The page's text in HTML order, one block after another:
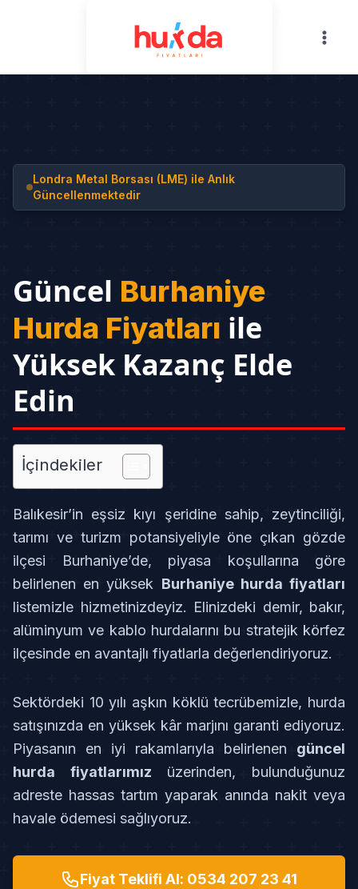
Londra Metal Borsası (LME) ile Anlık
Güncellenmektedir
Güncel Burhaniye
Hurda Fiyatları ile
Yüksek Kazanç Elde
Edin
İçindekiler
Balıkesir’in eşsiz kıyı şeridine sahip, zeytinciliği,
tarımı ve turizm potansiyeliyle öne çıkan gözde
ilçesi Burhaniye’de, piyasa koşullarına göre
belirlenen en yüksek Burhaniye hurda fiyatları
listemizle hizmetinizdeyiz. Elinizdeki demir, bakır,
alüminyum ve kablo hurdalarını bu stratejik körfez
ilçesinde en avantajlı fiyatlarla değerlendiriyoruz.
Sektördeki 10 yılı aşkın köklü tecrübemizle, hurda
satışınızda en yüksek kâr marjını garanti ediyoruz.
Piyasanın en iyi rakamlarıyla belirlenen güncel
hurda fiyatlarımız üzerinden, bulunduğunuz
adreste hassas tartım yaparak anında nakit veya
havale ödemesi sağlıyoruz.
Fiyat Teklifi Al: 0534 207 23 41